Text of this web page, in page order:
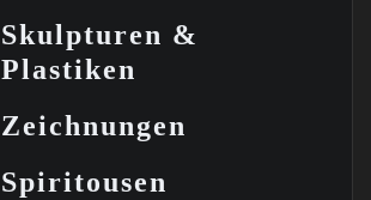
Skulpturen &
Plastiken
Zeichnungen
Spiritousen